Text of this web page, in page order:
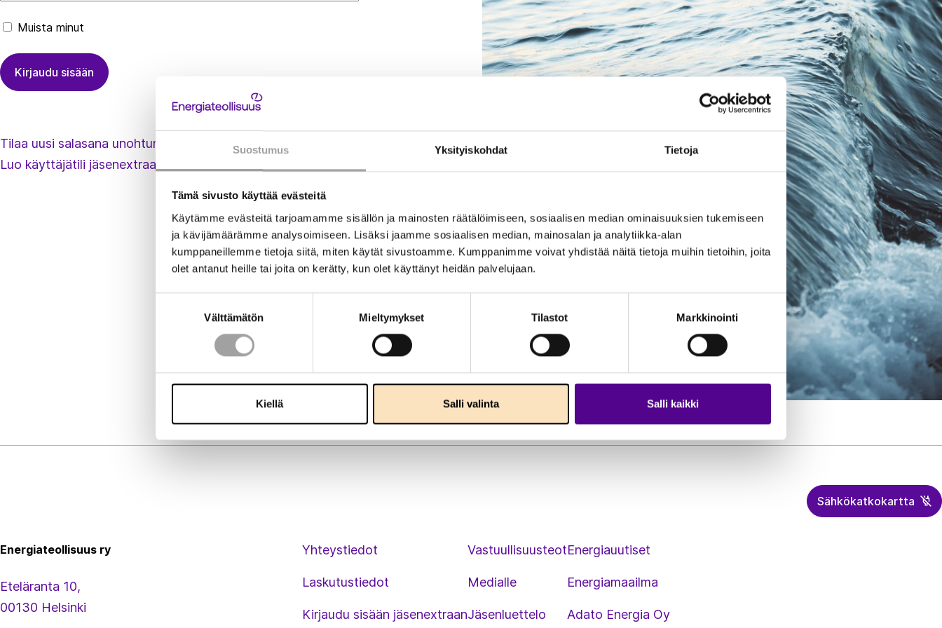
Suostumus Yksityiskohdat Tietoja
Tämä sivusto käyttää evästeitä
Käytämme evästeitä tarjoamamme sisällön ja mainosten räätälöimiseen, sosiaalisen median ominaisuuksien tukemiseen
ja kävijämäärämme analysoimiseen. Lisäksi jaamme sosiaalisen median, mainosalan ja analytiikka-alan
kumppaneillemme tietoja siitä, miten käytät sivustoamme. Kumppanimme voivat yhdistää näitä tietoja muihin tietoihin, joita
olet antanut heille tai joita on kerätty, kun olet käyttänyt heidän palvelujaan.
Välttämätön Mieltymykset Tilastot Markkinointi
Kiellä Salli valinta Salli kaikki
Muista minut
Tilaa uusi salasana unohtuneen tilalle
Luo käyttäjätili jäsenextraan
Sähkökatkokartta
Energiateollisuus ry
Eteläranta 10,
00130 Helsinki
Yhteystiedot
Laskutustiedot
Kirjaudu sisään jäsenextraan
Vastuullisuusteot
Medialle
Jäsenluettelo
Energiauutiset
Energiamaailma
Adato Energia Oy